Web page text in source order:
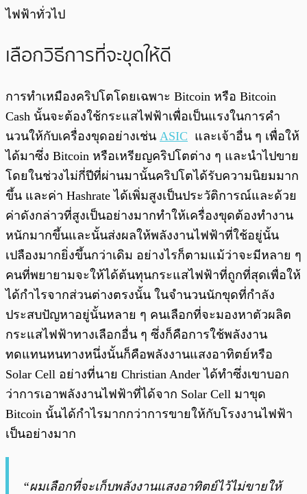
ไฟฟ้าทั่วไป
เลือกวิธีการที่จะขุดให้ดี
การทำเหมืองคริปโตโดยเฉพาะ Bitcoin หรือ Bitcoin
Cash นั้นจะต้องใช้กระแสไฟฟ้าเพื่อเป็นแรงในการคำ
นวนให้กับเครื่องขุดอย่างเช่น ASIC และเจ้าอื่น ๆ เพื่อให้
ได้มาซึ่ง Bitcoin หรือเหรียญคริปโตต่าง ๆ และนำไปขาย
โดยในช่วงไม่กี่ปีที่ผ่านมานั้นคริปโตได้รับความนิยมมาก
ขึ้น และค่า Hashrate ได้เพิ่มสูงเป็นประวัติการณ์และด้วย
ค่าดังกล่าวที่สูงเป็นอย่างมากทำให้เครื่องขุดต้องทำงาน
หนักมากขึ้นและนั้นส่งผลให้พลังงานไฟฟ้าที่ใช้อยู่นั้น
เปลืองมากยิ่งขึ้นกว่าเดิม อย่างไรก็ตามแม้ว่าจะมีหลาย ๆ
คนที่พยายามจะให้ได้ต้นทุนกระแสไฟฟ้าที่ถูกที่สุดเพื่อให้
ได้กำไรจากส่วนต่างตรงนั้น ในจำนวนนักขุดที่กำลัง
ประสบปัญหาอยู่นั้นหลาย ๆ คนเลือกที่จะมองหาตัวผลิต
กระแสไฟฟ้าทางเลือกอื่น ๆ ซึ่งก็คือการใช้พลังงาน
ทดแทนหนทางหนึ่งนั้นก็คือพลังงานแสงอาทิตย์หรือ
Solar Cell อย่างที่นาย Christian Ander ได้ทำซึ่งเขาบอก
ว่าการเอาพลังงานไฟฟ้าที่ได้จาก Solar Cell มาขุด
Bitcoin นั้นได้กำไรมากกว่าการขายให้กับโรงงานไฟฟ้า
เป็นอย่างมาก
“ผมเลือกที่จะเก็บพลังงานแสงอาทิตย์ไว้ไม่ขายให้